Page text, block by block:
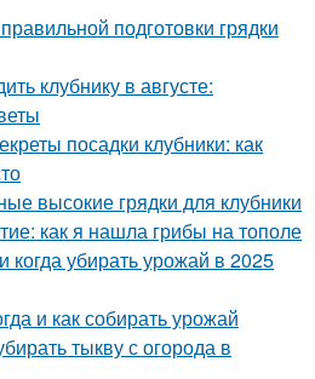
подготовки грядки
клубнику в августе:
посадки клубники: как
высокие грядки для клубники
как я нашла грибы на тополе
когда убирать урожай в 2025
и как собирать урожай
тыкву с огорода в